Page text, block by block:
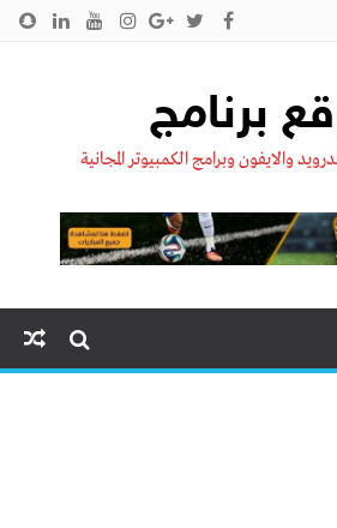
برنامج
والايفون وبرامج الكمبيوتر المجانية